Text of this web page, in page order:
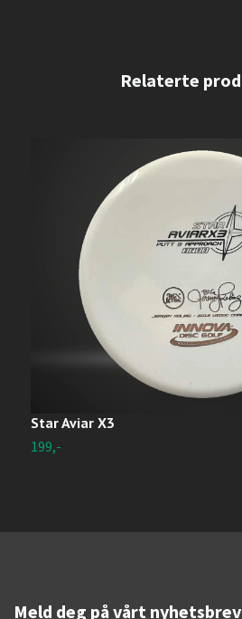
Star Aviar X3
199,-
Meld deg på vårt nyhetsbrev